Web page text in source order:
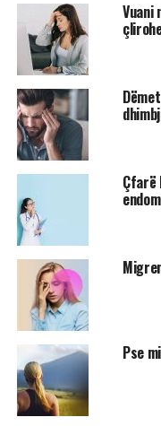
Vuani
Çfarë
Pse